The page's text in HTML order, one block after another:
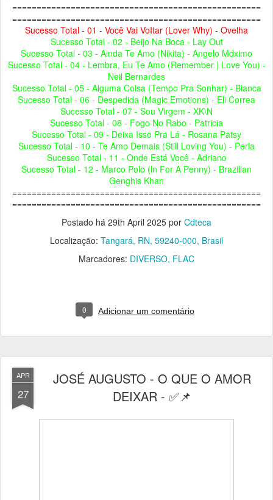
===================================================
===================================================
Sucesso Total - 01 - Você Vai VoItar (Lover Why) - Ovelha
Sucesso Total - 02 - Beijo Na Boca - Lay Out
Sucesso Total - 03 - Ainda Te Amo (Nikita) - Angelo Mdximo
Sucesso Total - 04 - Lembra, Eu Te Amo (Remember | Love You) -
Neil Bernardes
Sucesso Total - 05 - Alguma Coisa (Tempo Pra Sonhar) - Bianca
Sucesso Total - 06 - Despedida (Magic Emotions) - Eli Correa
Sucesso Total - 07 - Sou Virgem - XK\N
Sucesso Total - 08 - Fogo No Rabo - Patricia
Sucesso Total - 09 - Deixa Isso Pra Lá - Rosana Patsy
Sucesso Total - 10 - Te Amo Demais (Still Loving You) - Perla
Sucesso Total - 11 - Onde Está Você - Adriano
Sucesso Total - 12 - Marco Polo (ln For A Penny) - Brazilian
Genghis Khan
===================================================
===================================================
Postado há 29th April 2025 por Cdteca
Localização: Tangará, RN, 59240-000, Brasil
Marcadores: DIVERSO FLAC
0 Adicionar um comentário
APR
27
JOSÉ AUGUSTO - O QUE O AMOR
DEIXAR - ✅📌